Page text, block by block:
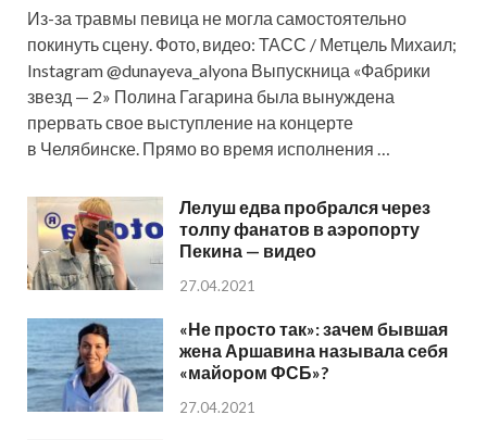
Из-за травмы певица не могла самостоятельно
покинуть сцену. Фото, видео: ТАСС / Метцель Михаил;
Instagram @dunayeva_alyona Выпускница «Фабрики
звезд — 2» Полина Гагарина была вынуждена
прервать свое выступление на концерте
в Челябинске. Прямо во время исполнения …
Лелуш едва пробрался через
толпу фанатов в аэропорту
Пекина — видео
27.04.2021
«Не просто так»: зачем бывшая
жена Аршавина называла себя
«майором ФСБ»?
27.04.2021